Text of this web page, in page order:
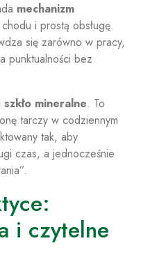
mechanizm
i prostą obsługę.
się zarówno w pracy,
punktualności bez
szkło mineralne. To
tarczy w codziennym
tak, aby
czas, a jednocześnie
i czytelne